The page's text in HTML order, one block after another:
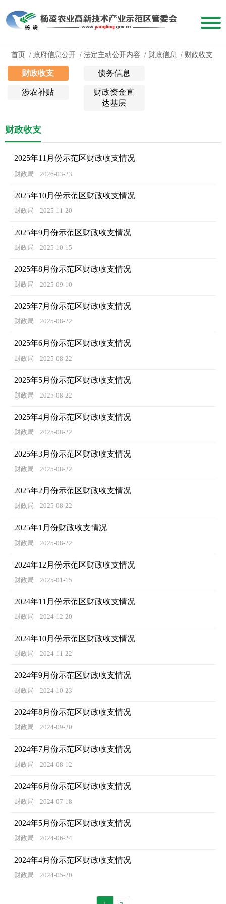
首页 / 政府信息公开 / 法定主动公开内容 / 财政信息 / 财政收支
财政收支 债务信息
涉农补贴
财政资金直
达基层
财政收支
2025年11月份示范区财政收支情况
财政局 2026-03-23
2025年10月份示范区财政收支情况
财政局 2025-11-20
2025年9月份示范区财政收支情况
财政局 2025-10-15
2025年8月份示范区财政收支情况
财政局 2025-09-10
2025年7月份示范区财政收支情况
财政局 2025-08-22
2025年6月份示范区财政收支情况
财政局 2025-08-22
2025年5月份示范区财政收支情况
财政局 2025-08-22
2025年4月份示范区财政收支情况
财政局 2025-08-22
2025年3月份示范区财政收支情况
财政局 2025-08-22
2025年2月份示范区财政收支情况
财政局 2025-08-22
2025年1月份财政收支情况
财政局 2025-08-22
2024年12月份示范区财政收支情况
财政局 2025-01-15
2024年11月份示范区财政收支情况
财政局 2024-12-20
2024年10月份示范区财政收支情况
财政局 2024-11-22
2024年9月份示范区财政收支情况
财政局 2024-10-23
2024年8月份示范区财政收支情况
财政局 2024-09-20
2024年7月份示范区财政收支情况
财政局 2024-08-12
2024年6月份示范区财政收支情况
财政局 2024-07-18
2024年5月份示范区财政收支情况
财政局 2024-06-24
2024年4月份示范区财政收支情况
财政局 2024-05-20